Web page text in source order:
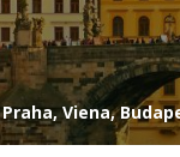
Viena,